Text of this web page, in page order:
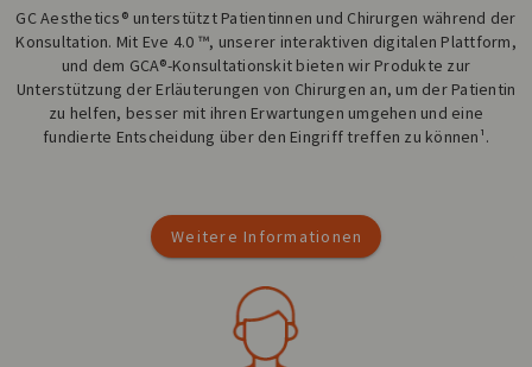
GC Aesthetics® unterstützt Patientinnen und Chirurgen während der
Konsultation. Mit Eve 4.0 ™, unserer interaktiven digitalen Plattform,
und dem GCA®-Konsultationskit bieten wir Produkte zur
Unterstützung der Erläuterungen von Chirurgen an, um der Patientin
zu helfen, besser mit ihren Erwartungen umgehen und eine
fundierte Entscheidung über den Eingriff treffen zu können¹.
Weitere Informationen